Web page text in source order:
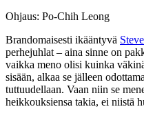
Ohjaus: Po-Chih Leong
Brandomaisesti ikääntyvä
perhejuhlat – aina sinne on
vaikka meno olisi kuinka
sisään, alkaa se jälleen
tuttuudellaan. Vaan niin se
heikkouksiensa takia, ei niistä